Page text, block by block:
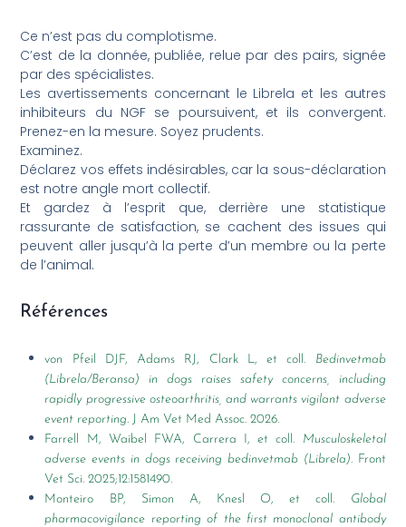
Ce n’est pas du complotisme.
C’est de la donnée, publiée, relue par des pairs, signée
par des spécialistes.
Les avertissements concernant le Librela et les autres
inhibiteurs du NGF se poursuivent, et ils convergent.
Prenez-en la mesure. Soyez prudents.
Examinez.
Déclarez vos effets indésirables, car la sous-déclaration
est notre angle mort collectif.
Et gardez à l’esprit que, derrière une statistique
rassurante de satisfaction, se cachent des issues qui
peuvent aller jusqu’à la perte d’un membre ou la perte
de l’animal.
Références
von Pfeil DJF, Adams RJ, Clark L, et coll. Bedinvetmab
(Librela/Beransa) in dogs raises safety concerns, including
rapidly progressive osteoarthritis, and warrants vigilant adverse
event reporting. J Am Vet Med Assoc. 2026.
Farrell M, Waibel FWA, Carrera I, et coll. Musculoskeletal
adverse events in dogs receiving bedinvetmab (Librela).Front
Vet Sci. 2025;12:1581490.
Monteiro BP, Simon A, Knesl O, et coll. Global
pharmacovigilance reporting of the first monoclonal antibody